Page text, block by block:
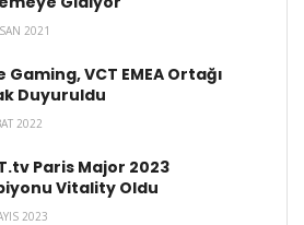
2021
Gaming, VCT EMEA Ortağı
Duyuruldu
2022
Paris Major 2023
Vitality Oldu
2023